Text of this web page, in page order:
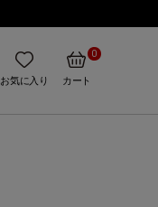
お気に入り カート
0